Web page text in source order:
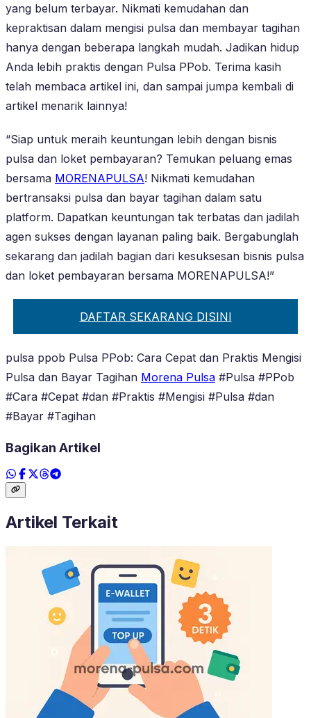
yang belum terbayar. Nikmati kemudahan dan
kepraktisan dalam mengisi pulsa dan membayar tagihan
hanya dengan beberapa langkah mudah. Jadikan hidup
Anda lebih praktis dengan Pulsa PPob. Terima kasih
telah membaca artikel ini, dan sampai jumpa kembali di
artikel menarik lainnya!
“Siap untuk meraih keuntungan lebih dengan bisnis
pulsa dan loket pembayaran? Temukan peluang emas
bersama MORENAPULSA! Nikmati kemudahan
bertransaksi pulsa dan bayar tagihan dalam satu
platform. Dapatkan keuntungan tak terbatas dan jadilah
agen sukses dengan layanan paling baik. Bergabunglah
sekarang dan jadilah bagian dari kesuksesan bisnis pulsa
dan loket pembayaran bersama MORENAPULSA!”
DAFTAR SEKARANG DISINI
pulsa ppob Pulsa PPob: Cara Cepat dan Praktis Mengisi
Pulsa dan Bayar Tagihan Morena Pulsa #Pulsa #PPob
#Cara #Cepat #dan #Praktis #Mengisi #Pulsa #dan
#Bayar #Tagihan
Bagikan Artikel
Artikel Terkait